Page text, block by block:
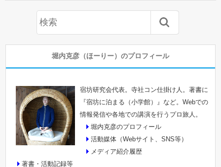
堀内克彦（ほーりー）のプロフィール
宿坊研究会代表。寺社コン仕掛け人。著書に
『宿坊に泊まる（小学館）』など。Webでの
情報発信や各地での講演を行うプロ旅人。
堀内克彦のプロフィール
活動媒体（Webサイト、SNS等）
メディア紹介履歴
著書・活動記録等